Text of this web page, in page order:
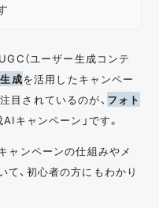
（ユーザー生成コンテ
成を活用したキャンペー
目されているのが、 フォト
キャンペーン」です。
ャンペーンの仕組みやメ
て、初心者の方にもわかり